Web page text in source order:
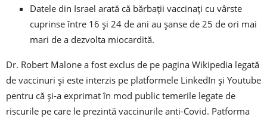
Datele din Israel arată că bărbații vaccinați cu vârste
cuprinse între 16 și 24 de ani au șanse de 25 de ori mai
mari de a dezvolta miocardită.
Dr. Robert Malone a fost exclus de pe pagina Wikipedia legată
de vaccinuri și este interzis pe platformele LinkedIn și Youtube
pentru că și-a exprimat în mod public temerile legate de
riscurile pe care le prezintă vaccinurile anti-Covid. Patforma